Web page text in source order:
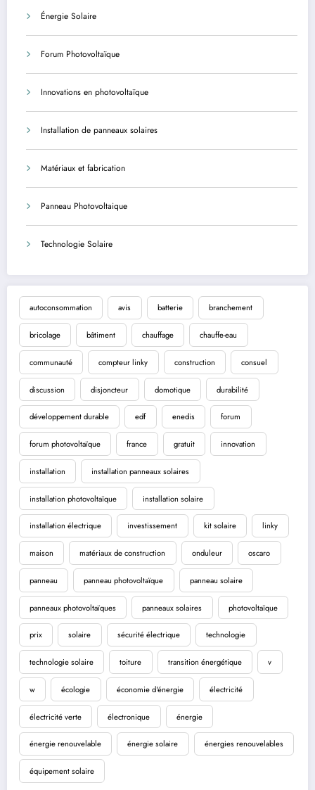
Énergie Solaire
Forum Photovoltaïque
Innovations en photovoltaïque
Installation de panneaux solaires
Matériaux et fabrication
Panneau Photovoltaique
Technologie Solaire
autoconsommation avis batterie branchement
bricolage bâtiment chauffage chauffe-eau
communauté compteur linky construction consuel
discussion disjoncteur domotique durabilité
développement durable edf enedis forum
forum photovoltaïque france gratuit innovation
installation installation panneaux solaires
installation photovoltaïque installation solaire
installation électrique investissement kit solaire linky
maison matériaux de construction onduleur oscaro
panneau panneau photovoltaïque panneau solaire
panneaux photovoltaïques panneaux solaires photovoltaïque
prix solaire sécurité électrique technologie
technologie solaire toiture transition énergétique v
w écologie économie d'énergie électricité
électricité verte électronique énergie
énergie renouvelable énergie solaire énergies renouvelables
équipement solaire